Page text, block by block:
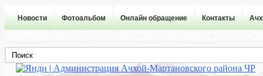
Новости Фотоальбом Онлайн обращение Контакты